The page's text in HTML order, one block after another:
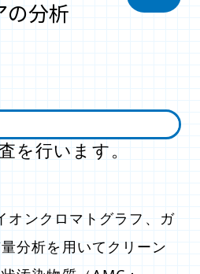
の分析
気中の分子状汚染物
を行います。
オンクロマトグラフ、ガ
分析を用いてクリーン